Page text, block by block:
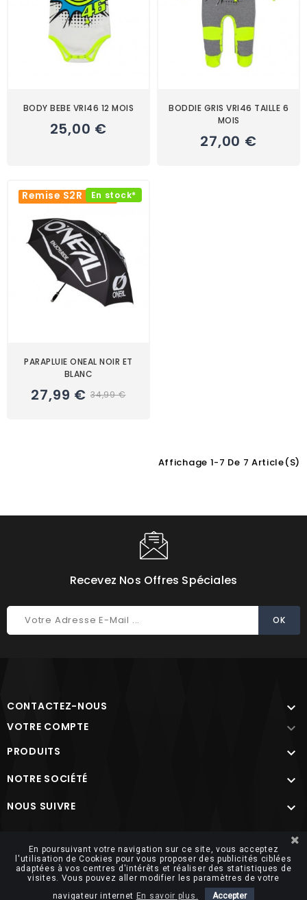
BODY BEBE VRI46 12 MOIS
25,00 €
BODDIE GRIS VRI46 TAILLE 6
MOIS
27,00 €
En stock*
Remise S2R -20%
PARAPLUIE ONEAL NOIR ET
BLANC
27,99 € 34,99 €
Affichage 1-7 De 7 Article(s)
Recevez Nos Offres Spéciales
CONTACTEZ-NOUS 
VOTRE COMPTE 
PRODUITS 
NOTRE SOCIÉTÉ 
NOUS SUIVRE 
En poursuivant votre navigation sur ce site, vous acceptez
l'utilisation de Cookies pour vous proposer des publicités ciblées
adaptées à vos centres d'intérêts et réaliser des statistiques de
visites. Vous pouvez aller modifier les paramètres de votre
navigateur internet En savoir plus. Accepter